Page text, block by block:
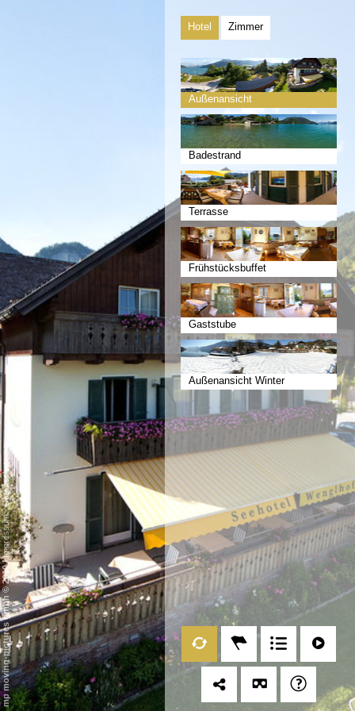
Hotel Zimmer
Außenansicht
Badestrand
Terrasse
Frühstücksbuffet
Gaststube
Außenansicht Winter
mp moving-pictures gmbh © 2019
/
Impressum
-
Datenschutz